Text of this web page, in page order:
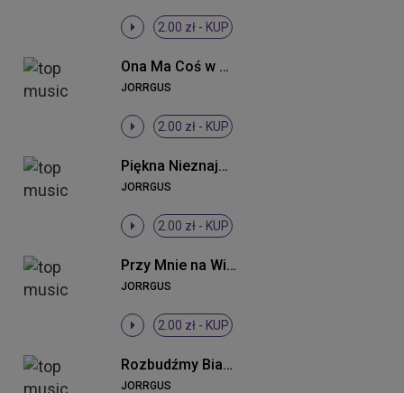
2.00 zł - KUP
Ona Ma Coś w Sobie
JORRGUS
2.00 zł - KUP
Piękna Nieznajoma
JORRGUS
2.00 zł - KUP
Przy Mnie na Wieki
JORRGUS
2.00 zł - KUP
Rozbudźmy Białystok (Radio Edit)
JORRGUS